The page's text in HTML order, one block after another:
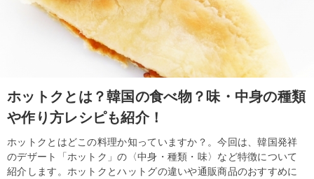
ホットクとは？韓国の食べ物？味・中身の種類
や作り方レシピも紹介！
ホットクとはどこの料理か知っていますか？。今回は、韓国発祥
のデザート「ホットク」の〈中身・種類・味〉など特徴について
紹介します。ホットクとハットグの違いや通販商品のおすすめに